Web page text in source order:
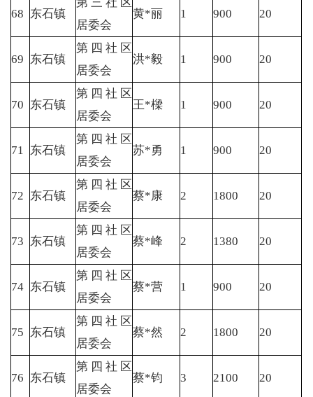
68 东石镇
第三社区
居委会
黄*丽 1 900 20
69 东石镇
第四社区
居委会
洪*毅 1 900 20
70 东石镇
第四社区
居委会
王*樑 1 900 20
71 东石镇
第四社区
居委会
苏*勇 1 900 20
72 东石镇
第四社区
居委会
蔡*康 2 1800 20
73 东石镇
第四社区
居委会
蔡*峰 2 1380 20
74 东石镇
第四社区
居委会
蔡*营 1 900 20
75 东石镇
第四社区
居委会
蔡*然 2 1800 20
76 东石镇
第四社区
居委会
蔡*钧 3 2100 20